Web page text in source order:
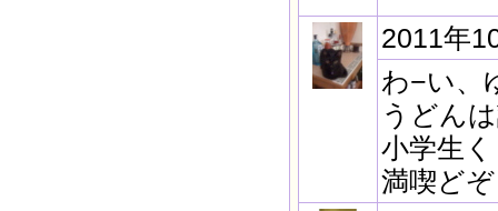
2011年
わ−い、
うどん
小学生
満喫ど